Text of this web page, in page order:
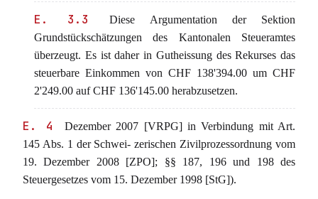
E. 3.3
Diese Argumentation der Sektion
Grundstückschätzungen des Kantonalen Steueramtes
überzeugt. Es ist daher in Gutheissung des Rekurses das
steuerbare Einkommen von CHF 138'394.00 um CHF
2'249.00 auf CHF 136'145.00 herabzusetzen.
E. 4
Dezember 2007 [VRPG] in Verbindung mit Art.
145 Abs. 1 der Schwei- zerischen Zivilprozessordnung vom
19. Dezember 2008 [ZPO]; §§ 187, 196 und 198 des
Steuergesetzes vom 15. Dezember 1998 [StG]).